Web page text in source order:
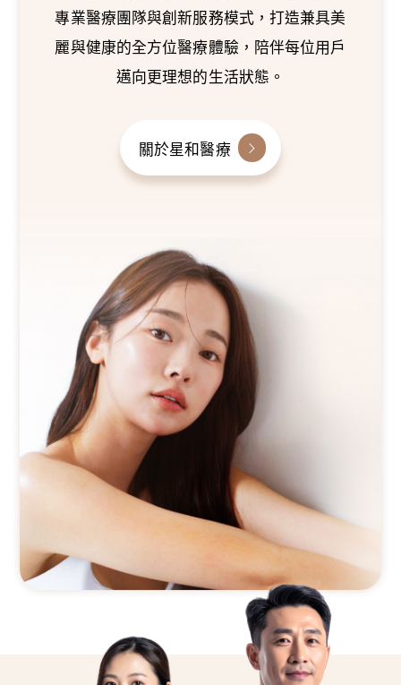
專業醫療團隊與創新服務模式，打造兼具美
麗與健康的全方位醫療體驗，陪伴每位用戶
邁向更理想的生活狀態。
關於星和醫療